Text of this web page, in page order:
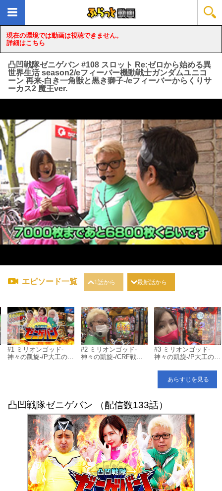
現在の環境では動画は視聴できません。
詳細はこちら
凸凹戦隊ゼニゲバン #108 スロット Re:ゼロから始める異
世界生活 season2/eフィーバー機動戦士ガンダムユニコ
ーン 再来-白き一角獣と黒き獅子-/eフィーバーからくりサ
ーカス2 魔王ver.
loading...
エピソード一覧 1話から 最新話から
#1 ミリオンゴッド‐
神々の凱旋‐/P大工の源
#2 ミリオンゴッド‐
神々の凱旋‐/CRF戦姫
#3 ミリオンゴッド‐
神々の凱旋‐/P大工の源
あらすじを見る
凸凹戦隊ゼニゲバン （配信数133話）